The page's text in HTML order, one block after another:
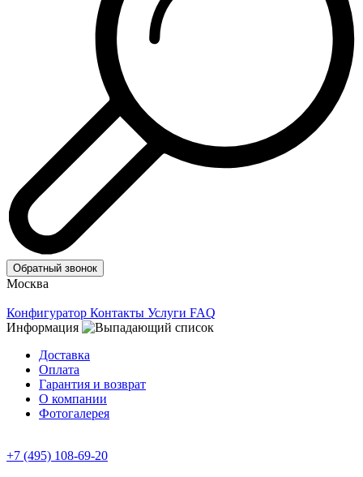
Обратный звонок
Москва
Конфигуратор Контакты Услуги FAQ
Информация
Доставка
Оплата
Гарантия и возврат
О компании
Фотогалерея
+7 (495) 108-69-20